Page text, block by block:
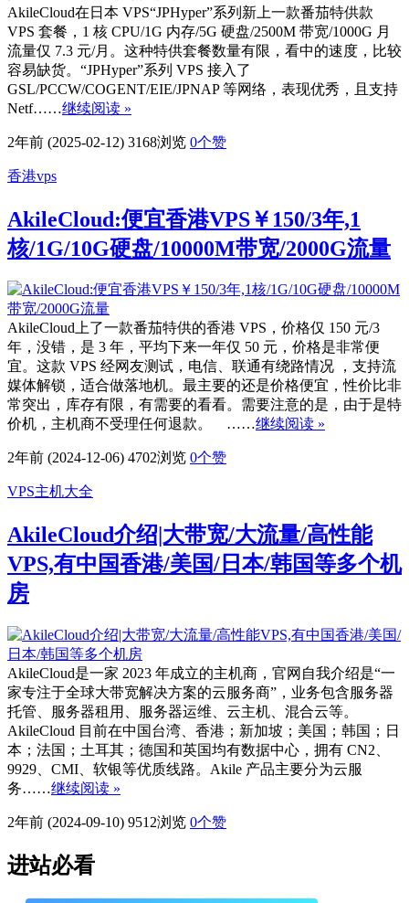
AkileCloud在日本 VPS“JPHyper”系列新上一款番茄特供款
VPS 套餐，1 核 CPU/1G 内存/5G 硬盘/2500M 带宽/1000G 月
流量仅 7.3 元/月。这种特供套餐数量有限，看中的速度，比较
容易缺货。“JPHyper”系列 VPS 接入了
GSL/PCCW/COGENT/EIE/JPNAP 等网络，表现优秀，且支持
Netf……继续阅读 »
2年前 (2025-02-12) 3168浏览 0个赞
香港vps
AkileCloud:便宜香港VPS￥150/3年,1
核/1G/10G硬盘/10000M带宽/2000G流量
AkileCloud上了一款番茄特供的香港 VPS，价格仅 150 元/3
年，没错，是 3 年，平均下来一年仅 50 元，价格是非常便
宜。这款 VPS 经网友测试，电信、联通有绕路情况 ，支持流
媒体解锁，适合做落地机。最主要的还是价格便宜，性价比非
常突出，库存有限，有需要的看看。需要注意的是，由于是特
价机，主机商不受理任何退款。 ……继续阅读 »
2年前 (2024-12-06) 4702浏览 0个赞
VPS主机大全
AkileCloud介绍|大带宽/大流量/高性能
VPS,有中国香港/美国/日本/韩国等多个机
房
AkileCloud是一家 2023 年成立的主机商，官网自我介绍是“一
家专注于全球大带宽解决方案的云服务商”，业务包含服务器
托管、服务器租用、服务器运维、云主机、混合云等。
AkileCloud 目前在中国台湾、香港；新加坡；美国；韩国；日
本；法国；土耳其；德国和英国均有数据中心，拥有 CN2、
9929、CMI、软银等优质线路。Akile 产品主要分为云服
务……继续阅读 »
2年前 (2024-09-10) 9512浏览 0个赞
进站必看